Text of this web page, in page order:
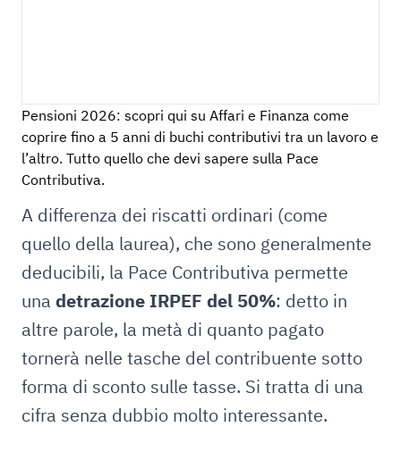
Pensioni 2026: scopri qui su Affari e Finanza come
coprire fino a 5 anni di buchi contributivi tra un lavoro e
l’altro. Tutto quello che devi sapere sulla Pace
Contributiva.
A differenza dei riscatti ordinari (come
quello della laurea), che sono generalmente
deducibili, la Pace Contributiva permette
una detrazione IRPEF del 50%: detto in
altre parole, la metà di quanto pagato
tornerà nelle tasche del contribuente sotto
forma di sconto sulle tasse. Si tratta di una
cifra senza dubbio molto interessante.